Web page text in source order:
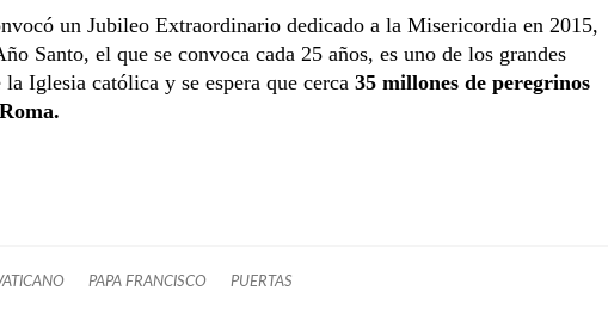
un Jubileo Extraordinario dedicado a la Misericordia en 2015,
Santo, el que se convoca cada 25 años, es uno de los grandes
la Iglesia católica y se espera que cerca 35 millones de peregrinos
PAPA FRANCISCO PUERTAS